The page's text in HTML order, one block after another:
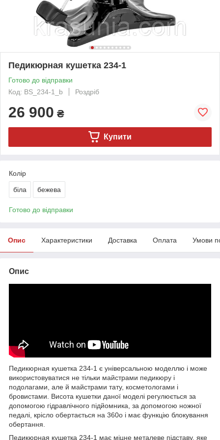
Педикюрная кушетка 234-1
Готово до відправки
Код: BS_234-1_b
Роздріб
26 900 ₴
Купити
Колір
біла бежева
Готово до відправки
Опис Характеристики Доставка Оплата Умови
Опис
Педикюрная кушетка 234-1 є універсальною моделлю і може
використовуватися не тільки майстрами педикюру і
подолагами, але й майстрами тату, косметологами і
бровистами. Висота кушетки даної моделі регулюється за
допомогою гідравлічного підйомника, за допомогою ножної
педалі, крісло обертається на 360о і має функцію блокування
обертання.
Педикюрная кушетка 234-1 має міцне металеве підставу, яке